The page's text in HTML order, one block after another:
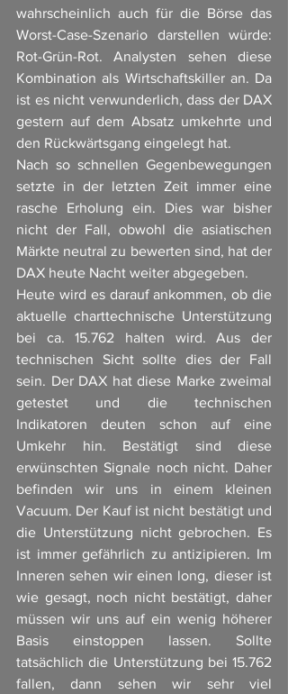
wahrscheinlich auch für die Börse das
Worst-Case-Szenario darstellen würde:
Rot-Grün-Rot. Analysten sehen diese
Kombination als Wirtschaftskiller an. Da
ist es nicht verwunderlich, dass der DAX
gestern auf dem Absatz umkehrte und
den Rückwärtsgang eingelegt hat.
Nach so schnellen Gegenbewegungen
setzte in der letzten Zeit immer eine
rasche Erholung ein. Dies war bisher
nicht der Fall, obwohl die asiatischen
Märkte neutral zu bewerten sind, hat der
DAX heute Nacht weiter abgegeben.
Heute wird es darauf ankommen, ob die
aktuelle charttechnische Unterstützung
bei ca. 15.762 halten wird. Aus der
technischen Sicht sollte dies der Fall
sein. Der DAX hat diese Marke zweimal
getestet und die technischen
Indikatoren deuten schon auf eine
Umkehr hin. Bestätigt sind diese
erwünschten Signale noch nicht. Daher
befinden wir uns in einem kleinen
Vacuum. Der Kauf ist nicht bestätigt und
die Unterstützung nicht gebrochen. Es
ist immer gefährlich zu antizipieren. Im
Inneren sehen wir einen long, dieser ist
wie gesagt, noch nicht bestätigt, daher
müssen wir uns auf ein wenig höherer
Basis einstoppen lassen. Sollte
tatsächlich die Unterstützung bei 15.762
fallen, dann sehen wir sehr viel